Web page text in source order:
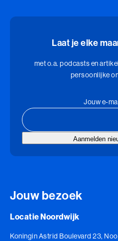
Laat je elke
met o.a. podcasts en
persoonlijke
Jouw e-
Aanmelden
Jouw bezoek
Locatie Noordwijk
Koningin Astrid Boulevard 23,